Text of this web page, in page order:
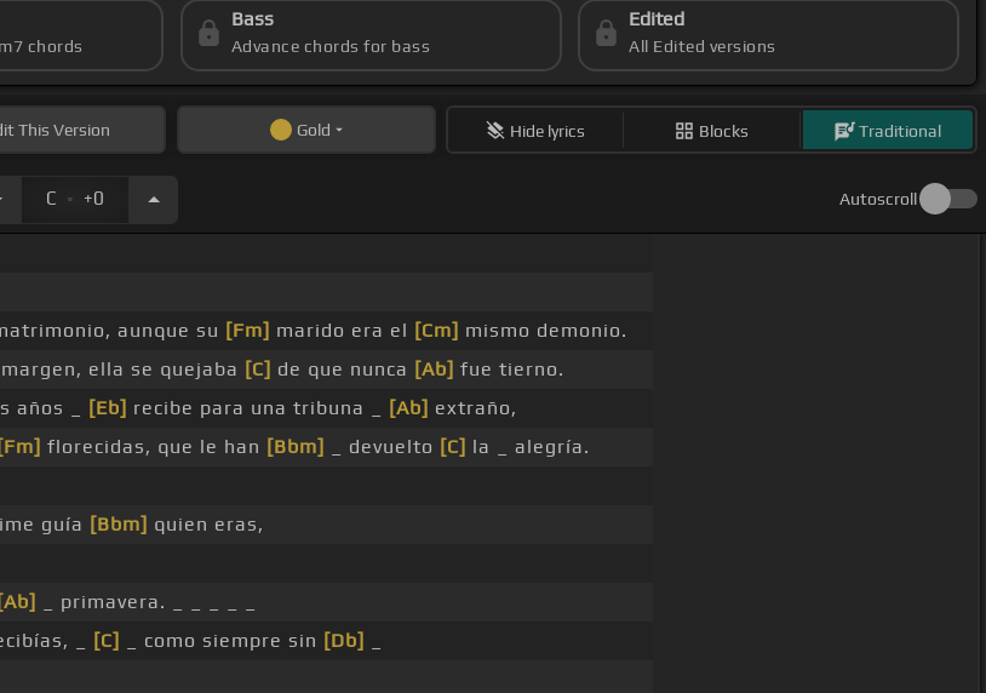
chords
Bass
Advance chords for bass
Edited
All Edited versions
This Version Gold Hide lyrics Blocks Traditional
C . +0 Autoscroll
aunque su [Fm] marido era el [Cm] mismo demonio.
ella se quejaba [C] de que nunca [Ab] fue tierno.
años _ [Eb] recibe para una tribuna _ [Ab] extraño,
[Fm] florecidas, que le han [Bbm] _ devuelto [C] la _ alegría.
guía [Bbm] quien eras,
[Ab]
_ primavera. _ _ _ _ _
_ [C] _ como siempre sin [Db]